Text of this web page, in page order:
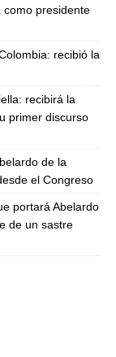
como presidente
recibió la
recibirá la
primer discurso
de la
el Congreso
portará Abelardo
de un sastre